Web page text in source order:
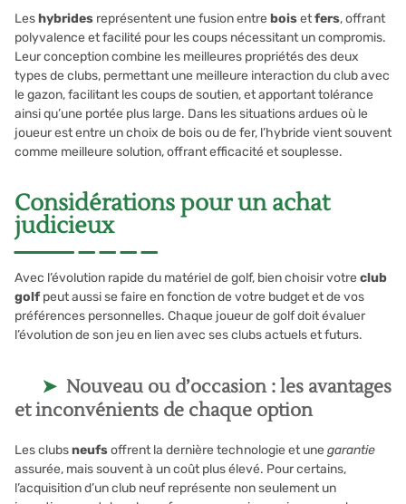
Leshybrides représentent une fusion entreboisetfers, offrant
polyvalence et facilité pour les coups nécessitant un compromis.
Leur conception combine les meilleures propriétés des deux
types de clubs, permettant une meilleure interaction du club avec
le gazon, facilitant les coups de soutien, et apportant tolérance
ainsi qu’une portée plus large. Dans les situations ardues où le
joueur est entre un choix de bois ou de fer, l’hybride vient souvent
comme meilleure solution, offrant efficacité et souplesse.
Considérations pour un achat
judicieux
Avec l’évolution rapide du matériel de golf, bien choisir votreclub
golfpeut aussi se faire en fonction de votre budget et de vos
préférences personnelles. Chaque joueur de golf doit évaluer
l’évolution de son jeu en lien avec ses clubs actuels et futurs.
Nouveau ou d’occasion : les avantages
et inconvénients de chaque option
Les clubsneufsoffrent la dernière technologie et unegarantie
assurée, mais souvent à un coût plus élevé. Pour certains,
l’acquisition d’un club neuf représente non seulement un